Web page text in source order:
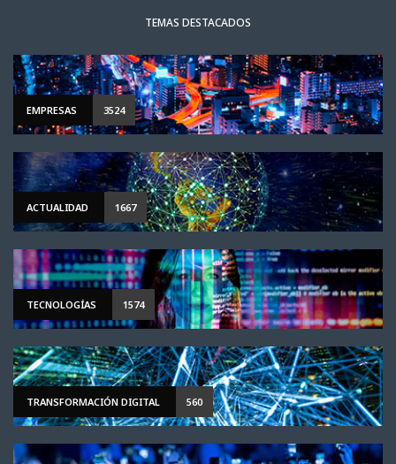
TEMAS DESTACADOS
EMPRESAS 3524
ACTUALIDAD 1667
TECNOLOGÍAS 1574
TRANSFORMACIÓN DIGITAL 560